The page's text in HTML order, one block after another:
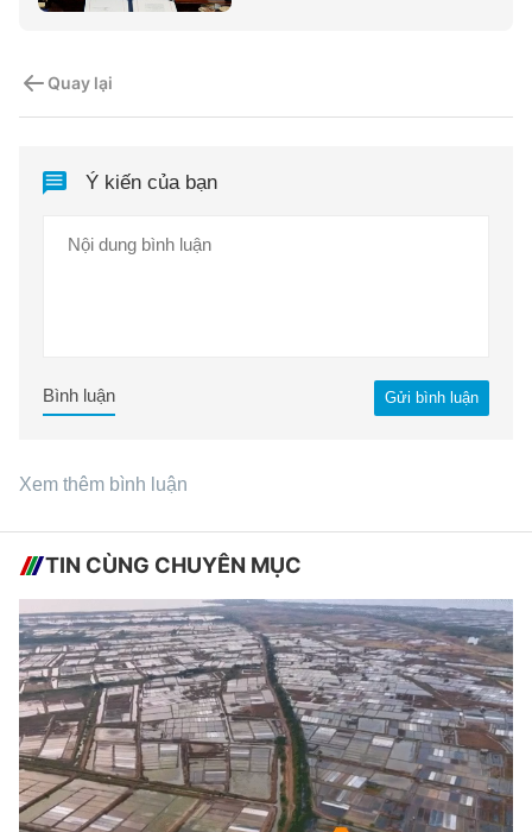
Quay lại
Ý kiến của bạn
Gửi bình luận
Bình luận
Xem thêm bình luận
TIN CÙNG CHUYÊN MỤC